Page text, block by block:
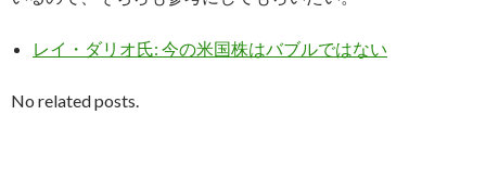
レイ・ダリオ氏: 今の米国株はバブルではない
No related posts.